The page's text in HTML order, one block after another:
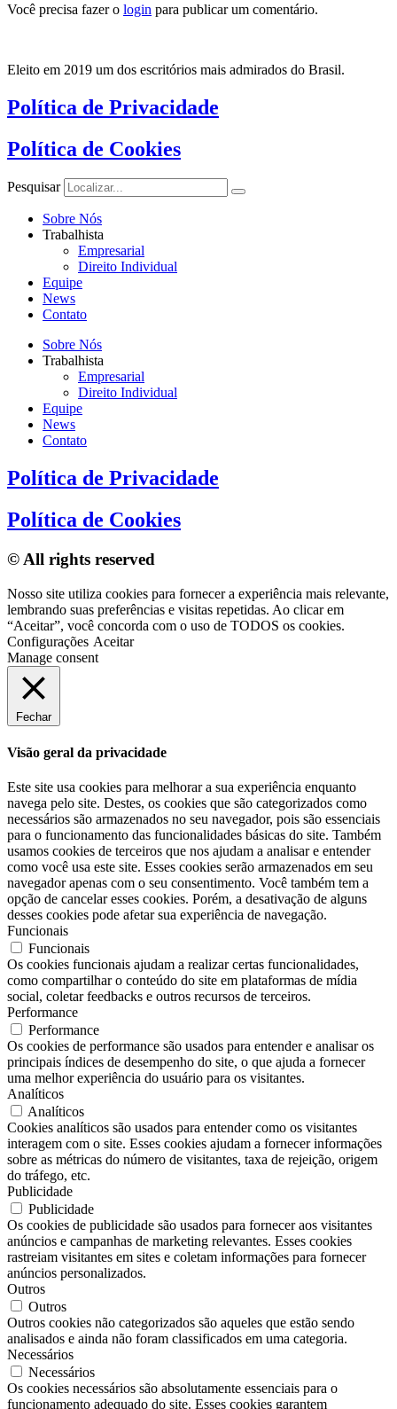
Você precisa fazer o login para publicar um comentário.
Eleito em 2019 um dos escritórios mais admirados do Brasil.
Política de Privacidade
Política de Cookies
Pesquisar
Sobre Nós
Trabalhista
Empresarial
Direito Individual
Equipe
News
Contato
Sobre Nós
Trabalhista
Empresarial
Direito Individual
Equipe
News
Contato
Política de Privacidade
Política de Cookies
© All rights reserved
Nosso site utiliza cookies para fornecer a experiência mais relevante,
lembrando suas preferências e visitas repetidas. Ao clicar em
“Aceitar”, você concorda com o uso de TODOS os cookies.
Configurações Aceitar
Manage consent
Fechar
Visão geral da privacidade
Este site usa cookies para melhorar a sua experiência enquanto
navega pelo site. Destes, os cookies que são categorizados como
necessários são armazenados no seu navegador, pois são essenciais
para o funcionamento das funcionalidades básicas do site. Também
usamos cookies de terceiros que nos ajudam a analisar e entender
como você usa este site. Esses cookies serão armazenados em seu
navegador apenas com o seu consentimento. Você também tem a
opção de cancelar esses cookies. Porém, a desativação de alguns
desses cookies pode afetar sua experiência de navegação.
Funcionais
Funcionais
Os cookies funcionais ajudam a realizar certas funcionalidades,
como compartilhar o conteúdo do site em plataformas de mídia
social, coletar feedbacks e outros recursos de terceiros.
Performance
Performance
Os cookies de performance são usados ​​para entender e analisar os
principais índices de desempenho do site, o que ajuda a fornecer
uma melhor experiência do usuário para os visitantes.
Analíticos
Analíticos
Cookies analíticos são usados ​​para entender como os visitantes
interagem com o site. Esses cookies ajudam a fornecer informações
sobre as métricas do número de visitantes, taxa de rejeição, origem
do tráfego, etc.
Publicidade
Publicidade
Os cookies de publicidade são usados ​​para fornecer aos visitantes
anúncios e campanhas de marketing relevantes. Esses cookies
rastreiam visitantes em sites e coletam informações para fornecer
anúncios personalizados.
Outros
Outros
Outros cookies não categorizados são aqueles que estão sendo
analisados ​​e ainda não foram classificados em uma categoria.
Necessários
Necessários
Os cookies necessários são absolutamente essenciais para o
funcionamento adequado do site. Esses cookies garantem